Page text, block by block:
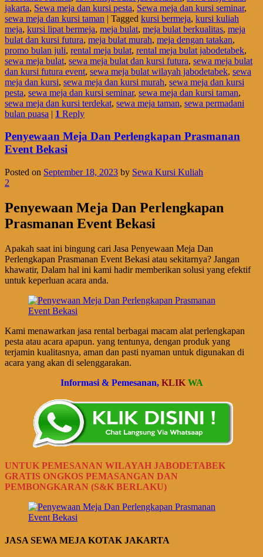
jakarta, Sewa meja dan kursi pesta, Sewa meja dan kursi seminar,
sewa meja dan kursi taman | Tagged kursi bermeja, kursi kuliah
meja, kursi lipat bermeja, meja bulat, meja bulat berkualitas, meja
bulat dan kursi futura, meja bulat murah, meja dengan tatakan,
promo bulan juli, rental meja bulat, rental meja bulat jabodetabek,
sewa meja bulat, sewa meja bulat dan kursi futura, sewa meja bulat
dan kursi futura event, sewa meja bulat wilayah jabodetabek, sewa
meja dan kursi, sewa meja dan kursi murah, sewa meja dan kursi
pesta, sewa meja dan kursi seminar, sewa meja dan kursi taman,
sewa meja dan kursi terdekat, sewa meja taman, sewa permadani
bulan puasa | 1 Reply
Penyewaan Meja Dan Perlengkapan Prasmanan
Event Bekasi
Posted on September 18, 2023 by Sewa Kursi Kuliah
2
Penyewaan Meja Dan Perlengkapan
Prasmanan Event Bekasi
Apakah saat ini bingung cari Jasa Penyewaan Meja Dan
Perlengkapan Prasmanan Event Bekasi atau sekitarnya? Jangan
khawatir, Dalam hal ini kami hadir memberikan solusi yang efektif
untuk keperluan acara anda.
Kami menawarkan jasa rental berbagai macam alat perlengkapan
pesta atau acara apapun. yang tentunya, dengan produk yang
terjamin kualitasnya, aman dan pasti nyaman untuk digunakan di
acara yang akan di selenggarakan.
Informasi & Pemesanan, KLIK WA
UNTUK PEMESANAN WILAYAH JABODETABEK
GRATIS ONGKOS PEMASANGAN DAN
PEMBONGKARAN (S&K BERLAKU)
JASA SEWA MEJA KOTAK JAKARTA